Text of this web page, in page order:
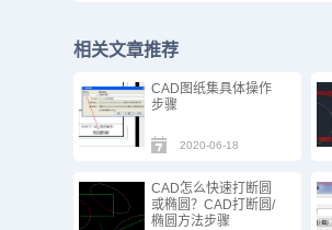
相关文章推荐
CAD图纸集具体操作
步骤
2020-06-18
CAD怎么快速打断圆
或椭圆？CAD打断圆/
椭圆方法步骤